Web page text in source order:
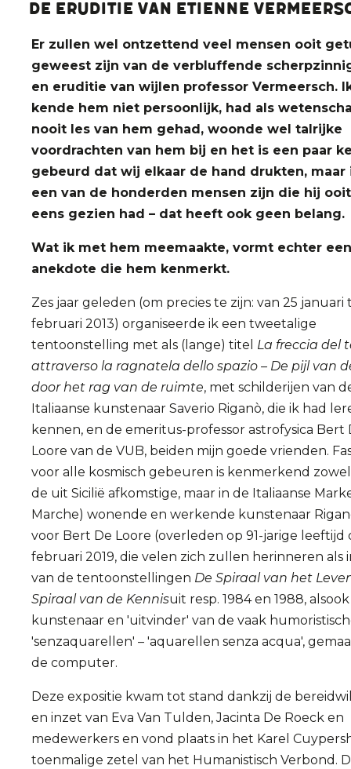
De eruditie van Etienne
Er zullen wel ontzettend veel mensen ooit
geweest zijn van de verbluffende
en eruditie van wijlen professor Vermeersch.
kende hem niet persoonlijk, had als
nooit les van hem gehad, woonde wel talrijke
voordrachten van hem bij en het is een paar
gebeurd dat wij elkaar de hand drukten, maar
een van de honderden mensen zijn die hij
eens gezien had – dat heeft ook geen belang.
Wat ik met hem meemaakte, vormt echter een
anekdote die hem kenmerkt.
Zes jaar geleden (om precies te zijn: van 25 januari
februari 2013) organiseerde ik een tweetalige
tentoonstelling met als (lange) titel La freccia del
attraverso la ragnatela dello spazio – De pijl van
door het rag van de ruimte, met schilderijen van
Italiaanse kunstenaar Saverio Riganò, die ik had
kennen, en de emeritus-professor astrofysica Bert
Loore van de VUB, beiden mijn goede vrienden.
voor alle kosmisch gebeuren is kenmerkend
de uit Sicilië afkomstige, maar in de Italiaanse
Marche) wonende en werkende kunstenaar
voor Bert De Loore (overleden op 91-jarige leeftijd
februari 2019, die velen zich zullen herinneren als
van de tentoonstellingen De Spiraal van het
Spiraal van de Kennisuit resp. 1984 en 1988,
kunstenaar en 'uitvinder' van de vaak
'senzaquarellen' – 'aquarellen senza acqua',
de computer.
Deze expositie kwam tot stand dankzij de
en inzet van Eva Van Tulden, Jacinta De Roeck en
medewerkers en vond plaats in het Karel
toenmalige zetel van het Humanistisch Verbond.